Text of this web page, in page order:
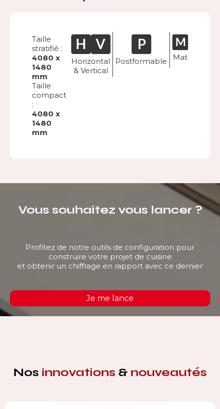
Taille
stratifié :
4080 x
1480
mm
Taille
compact
:
4080 x
1480
mm
Horizontal
& Vertical
Postformable Mat
Vous souhaitez vous lancer ?
Profitez de notre outils de configuration pour
construire votre projet de cuisine
et obtenir un chiffrage en rapport avec ce dernier
Je me lance
Nos innovations & nouveautés